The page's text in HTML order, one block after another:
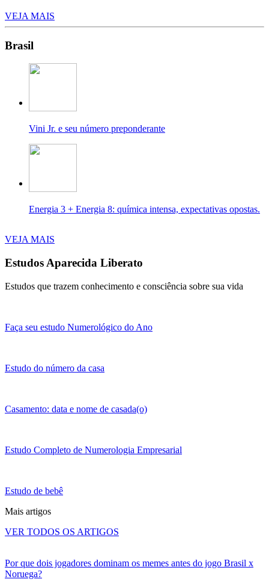
VEJA MAIS
Brasil
Vini Jr. e seu número preponderante
Energia 3 + Energia 8: química intensa, expectativas opostas.
VEJA MAIS
Estudos Aparecida Liberato
Estudos que trazem conhecimento e consciência sobre sua vida
Faça seu estudo Numerológico do Ano
Estudo do número da casa
Casamento: data e nome de casada(o)
Estudo Completo de Numerologia Empresarial
Estudo de bebê
Mais artigos
VER TODOS OS ARTIGOS
Por que dois jogadores dominam os memes antes do jogo Brasil x
Noruega?